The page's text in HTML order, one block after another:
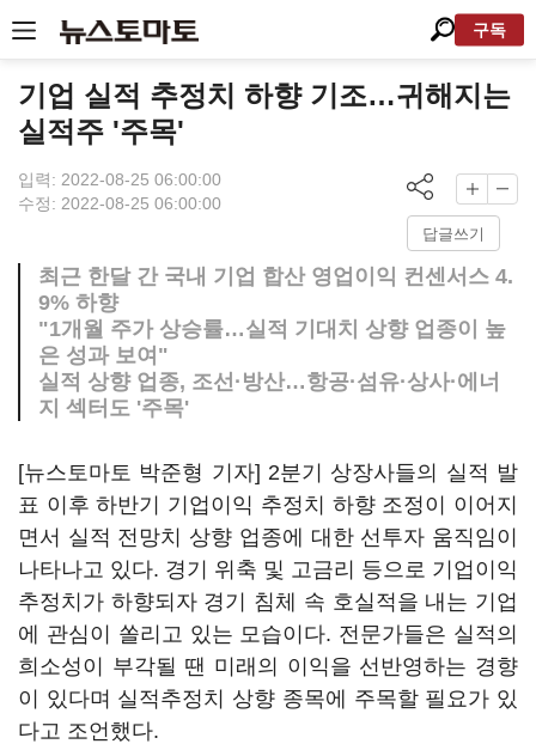
구독
기업 실적 추정치 하향 기조…귀해지는
실적주 '주목'
입력: 2022-08-25 06:00:00
수정: 2022-08-25 06:00:00
답글쓰기
최근 한달 간 국내 기업 합산 영업이익 컨센서스 4.
9% 하향
"1개월 주가 상승률…실적 기대치 상향 업종이 높
은 성과 보여"
실적 상향 업종, 조선·방산…항공·섬유·상사·에너
지 섹터도 '주목'
[뉴스토마토 박준형 기자] 2분기 상장사들의 실적 발
표 이후 하반기 기업이익 추정치 하향 조정이 이어지
면서 실적 전망치 상향 업종에 대한 선투자 움직임이
나타나고 있다. 경기 위축 및 고금리 등으로 기업이익
추정치가 하향되자 경기 침체 속 호실적을 내는 기업
에 관심이 쏠리고 있는 모습이다. 전문가들은 실적의
희소성이 부각될 땐 미래의 이익을 선반영하는 경향
이 있다며 실적추정치 상향 종목에 주목할 필요가 있
다고 조언했다.